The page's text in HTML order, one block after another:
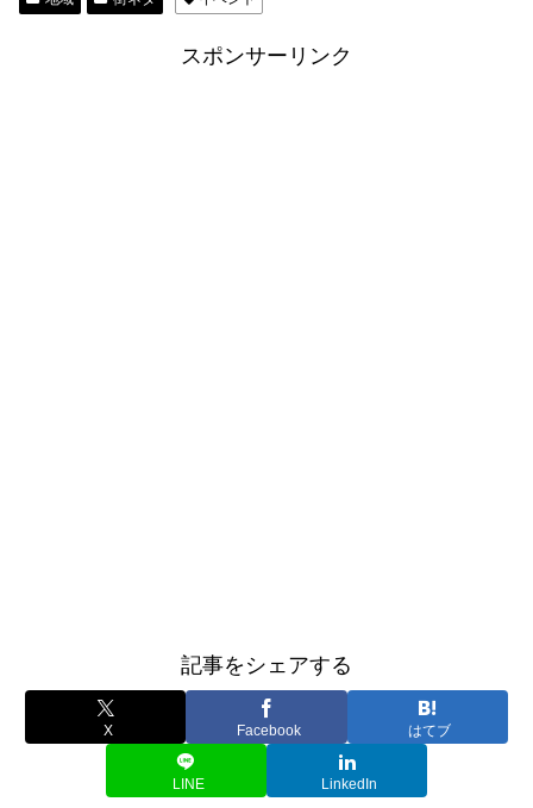
スポンサーリンク
記事をシェアする
X Facebook はてブ
LINE LinkedIn